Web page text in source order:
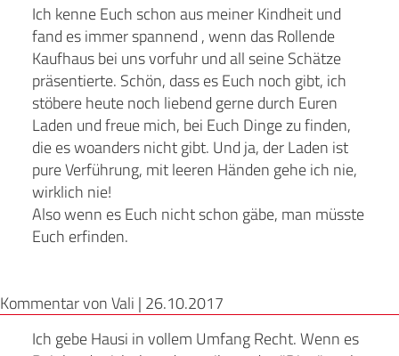
Ich kenne Euch schon aus meiner Kindheit und
fand es immer spannend , wenn das Rollende
Kaufhaus bei uns vorfuhr und all seine Schätze
präsentierte. Schön, dass es Euch noch gibt, ich
stöbere heute noch liebend gerne durch Euren
Laden und freue mich, bei Euch Dinge zu finden,
die es woanders nicht gibt. Und ja, der Laden ist
pure Verführung, mit leeren Händen gehe ich nie,
wirklich nie!
Also wenn es Euch nicht schon gäbe, man müsste
Euch erfinden.
Kommentar von Vali | 26.10.2017
Ich gebe Hausi in vollem Umfang Recht. Wenn es